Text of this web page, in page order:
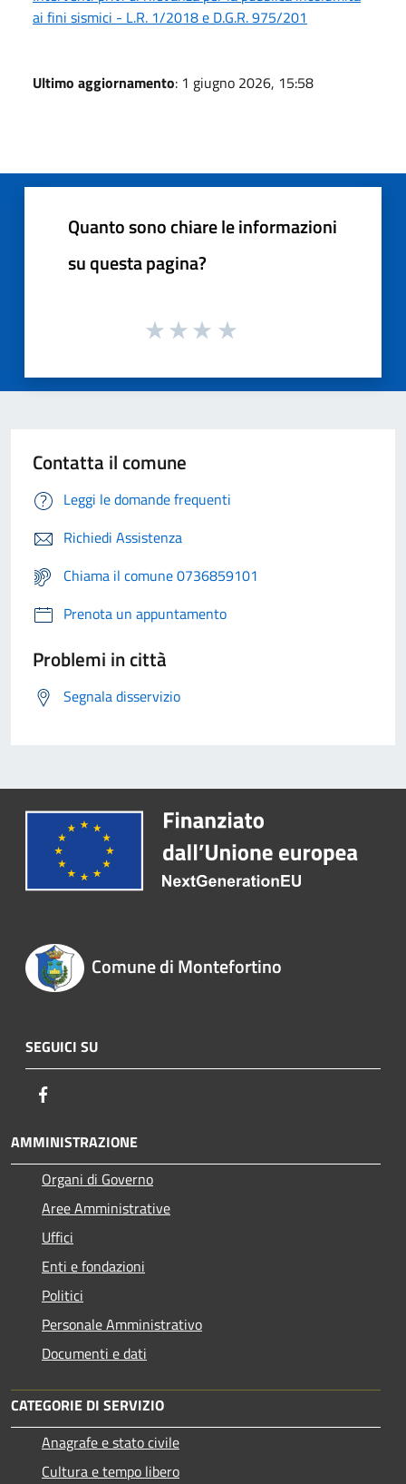
ai fini sismici - L.R. 1/2018 e D.G.R. 975/201
Ultimo aggiornamento: 1 giugno 2026, 15:58
Quanto sono chiare le informazioni
su questa pagina?
Contatta il comune
Leggi le domande frequenti
Richiedi Assistenza
Chiama il comune 0736859101
Prenota un appuntamento
Problemi in città
Segnala disservizio
Comune di Montefortino
SEGUICI SU
AMMINISTRAZIONE
Organi di Governo
Aree Amministrative
Uffici
Enti e fondazioni
Politici
Personale Amministrativo
Documenti e dati
CATEGORIE DI SERVIZIO
Anagrafe e stato civile
Cultura e tempo libero